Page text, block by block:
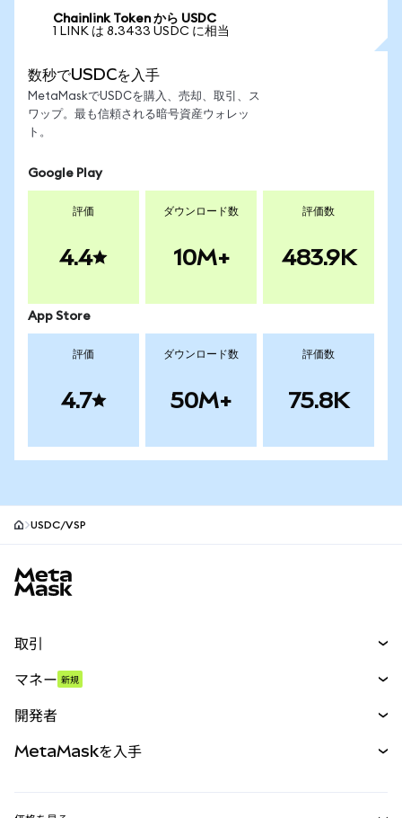
Chainlink Token から USDC
1 LINK は 8.3433 USDC に相当
数秒でUSDCを入手
MetaMaskでUSDCを購入、売却、取引、ス
ワップ。最も信頼される暗号資産ウォレッ
ト。
Google Play
評価
4.4
ダウンロード数
10M+
評価数
483.9K
App Store
評価
4.7
ダウンロード数
50M+
評価数
75.8K
USDC/VSP
取引
パーペチュアル
RWA
マネー 新規
開発者
MetaMaskを入手